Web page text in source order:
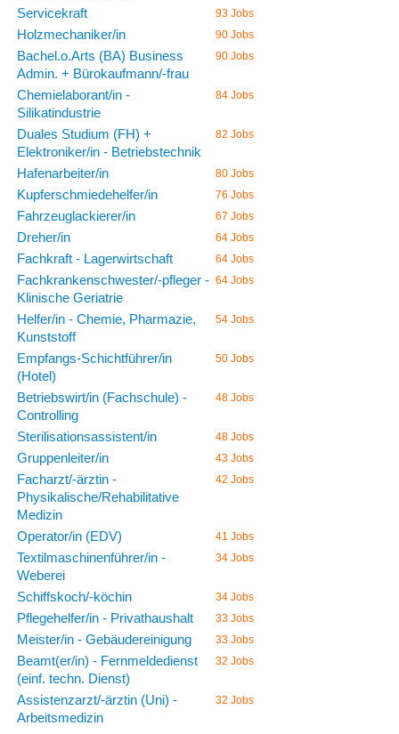
Servicekraft 93 Jobs
Holzmechaniker/in 90 Jobs
Bachel.o.Arts (BA) Business
Admin. + Bürokaufmann/-frau
90 Jobs
Chemielaborant/in -
Silikatindustrie
84 Jobs
Duales Studium (FH) +
Elektroniker/in - Betriebstechnik
82 Jobs
Hafenarbeiter/in 80 Jobs
Kupferschmiedehelfer/in 76 Jobs
Fahrzeuglackierer/in 67 Jobs
Dreher/in 64 Jobs
Fachkraft - Lagerwirtschaft 64 Jobs
Fachkrankenschwester/-pfleger -
Klinische Geriatrie
64 Jobs
Helfer/in - Chemie, Pharmazie,
Kunststoff
54 Jobs
Empfangs-Schichtführer/in
(Hotel)
50 Jobs
Betriebswirt/in (Fachschule) -
Controlling
48 Jobs
Sterilisationsassistent/in 48 Jobs
Gruppenleiter/in 43 Jobs
Facharzt/-ärztin -
Physikalische/Rehabilitative
Medizin
42 Jobs
Operator/in (EDV) 41 Jobs
Textilmaschinenführer/in -
Weberei
34 Jobs
Schiffskoch/-köchin 34 Jobs
Pflegehelfer/in - Privathaushalt 33 Jobs
Meister/in - Gebäudereinigung 33 Jobs
Beamt(er/in) - Fernmeldedienst
(einf. techn. Dienst)
32 Jobs
Assistenzarzt/-ärztin (Uni) -
Arbeitsmedizin
32 Jobs